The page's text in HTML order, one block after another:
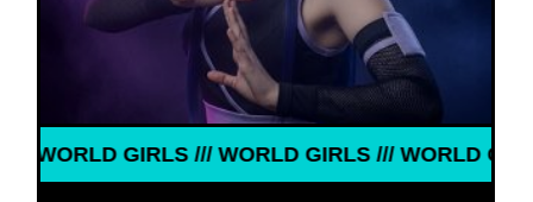
/// WORLD GIRLS /// WORLD GIRLS ///